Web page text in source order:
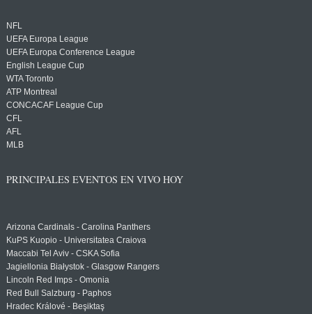
NFL
UEFA Europa League
UEFA Europa Conference League
English League Cup
WTA Toronto
ATP Montreal
CONCACAF League Cup
CFL
AFL
MLB
PRINCIPALES EVENTOS EN VIVO HOY
Arizona Cardinals - Carolina Panthers
KuPS Kuopio - Universitatea Craiova
Maccabi Tel Aviv - CSKA Sofia
Jagiellonia Białystok - Glasgow Rangers
Lincoln Red Imps - Omonia
Red Bull Salzburg - Paphos
Hradec Králové - Beşiktaş